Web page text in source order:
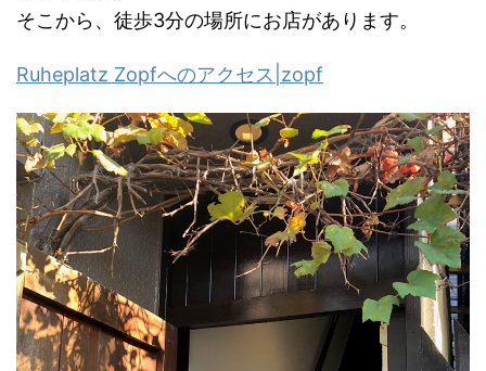
そこから、徒歩3分の場所にお店があります。
Ruheplatz Zopfへのアクセス|zopf